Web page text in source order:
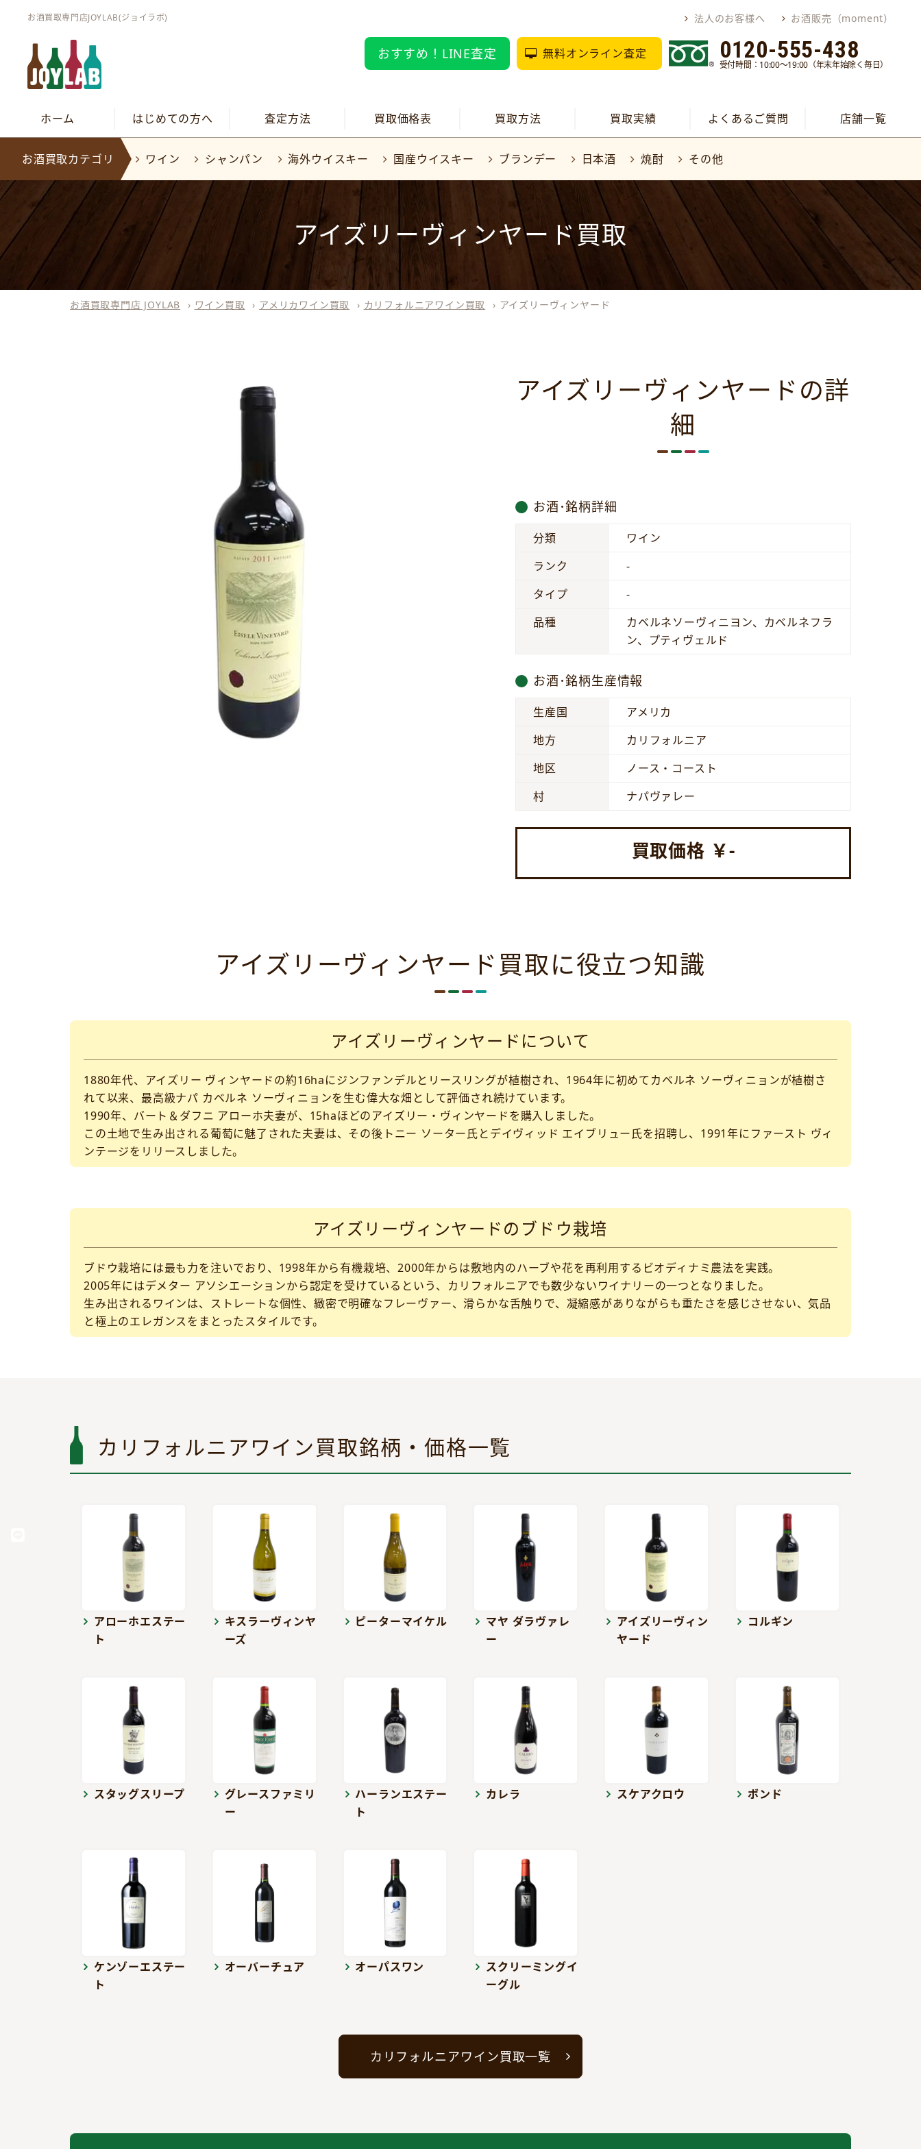
お酒買取専門店JOYLAB(ジョイラボ) 法人のお客様へ お酒販売（moment）
おすすめ！LINE査定 無料オンライン査定 0120-555-438
受付時間：10:00～19:00（年末年始除く毎日）
ホーム はじめての方へ 査定方法 買取価格表 買取方法 買取実績 よくあるご質問 店舗一覧
お酒買取カテゴリ ワイン シャンパン 海外ウイスキー 国産ウイスキー ブランデー 日本酒 焼酎 その他
アイズリーヴィンヤード買取
お酒買取専門店 JOYLAB › ワイン買取 › アメリカワイン買取 › カリフォルニアワイン買取 › アイズリーヴィンヤード
アイズリーヴィンヤードの詳
細
お酒･銘柄詳細
分類
ワイン
ランク
-
タイプ
-
品種
カベルネソーヴィニヨン、カベルネフラ
ン、プティヴェルド
お酒･銘柄生産情報
生産国
アメリカ
地方
カリフォルニア
地区
ノース・コースト
村
ナパヴァレー
買取価格 ￥-
アイズリーヴィンヤード買取に役立つ知識
アイズリーヴィンヤードについて
1880年代、アイズリー ヴィンヤードの約16haにジンファンデルとリースリングが植樹され、1964年に初めてカベルネ ソーヴィニョンが植樹さ
れて以来、最高級ナパ カベルネ ソーヴィニョンを生む偉大な畑として評価され続けています。
1990年、バート＆ダフニ アローホ夫妻が、15haほどのアイズリー・ヴィンヤードを購入しました。
この土地で生み出される葡萄に魅了された夫妻は、その後トニー ソーター氏とデイヴィッド エイブリュー氏を招聘し、1991年にファースト ヴィ
ンテージをリリースしました。
アイズリーヴィンヤードのブドウ栽培
ブドウ栽培には最も力を注いでおり、1998年から有機栽培、2000年からは敷地内のハーブや花を再利用するビオディナミ農法を実践。
2005年にはデメター アソシエーションから認定を受けているという、カリフォルニアでも数少ないワイナリーの一つとなりました。
生み出されるワインは、ストレートな個性、緻密で明確なフレーヴァー、滑らかな舌触りで、凝縮感がありながらも重たさを感じさせない、気品
と極上のエレガンスをまとったスタイルです。
カリフォルニアワイン買取銘柄・価格一覧
アローホエステー
ト
キスラーヴィンヤ
ーズ
ピーターマイケル
マヤ ダラヴァレ
ー
アイズリーヴィン
ヤード
コルギン
スタッグスリープ
グレースファミリ
ー
ハーランエステー
ト
カレラ スケアクロウ ボンド
ケンゾーエステー
ト
オーバーチュア オーパスワン
スクリーミングイ
ーグル
カリフォルニアワイン買取一覧